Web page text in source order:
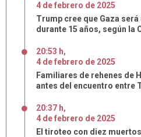
4 defebrero de 2025
Trump cree que Gaza
durante 15 años, según la
20:53 h,
4 defebrero de 2025
Familiares de rehenes de
antes del encuentro entre
20:37 h,
4 defebrero de 2025
El tiroteo con diez